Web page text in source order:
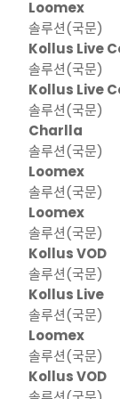
Loomex
솔루션(국문)
Kollus Live
솔루션(국문)
Kollus Live
솔루션(국문)
Charlla
솔루션(국문)
Loomex
솔루션(국문)
Loomex
솔루션(국문)
Kollus VOD
솔루션(국문)
Kollus Live
솔루션(국문)
Loomex
솔루션(국문)
Kollus VOD